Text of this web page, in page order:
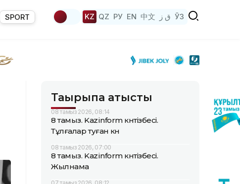
SPORT KZ QZ РУ EN 中文 ق ز ЎЗ
Тақырыпқа қатысты
08 тамыз 2026, 08:14
8 тамыз. Kazinform күнтізбесі.
Тұлғалар туған күн
08 тамыз 2026, 07:00
8 тамыз. Kazinform күнтізбесі.
Жылнама